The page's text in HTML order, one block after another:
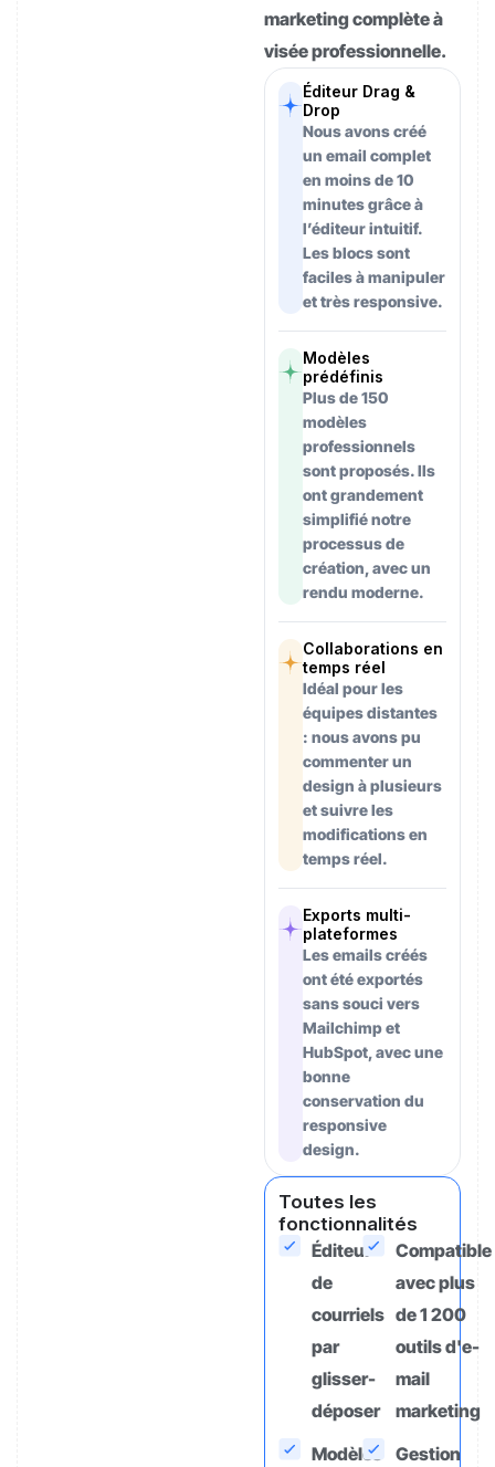
marketing complète à
visée professionnelle.
Éditeur Drag &
Drop
Nous avons créé
un email complet
en moins de 10
minutes grâce à
l’éditeur intuitif.
Les blocs sont
faciles à manipuler
et très responsive.
Modèles
prédéfinis
Plus de 150
modèles
professionnels
sont proposés. Ils
ont grandement
simplifié notre
processus de
création, avec un
rendu moderne.
Collaborations en
temps réel
Idéal pour les
équipes distantes
: nous avons pu
commenter un
design à plusieurs
et suivre les
modifications en
temps réel.
Exports multi-
plateformes
Les emails créés
ont été exportés
sans souci vers
Mailchimp et
HubSpot, avec une
bonne
conservation du
responsive
design.
Toutes les
fonctionnalités
Éditeur
de
courriels
par
glisser-
déposer
Modèles
Compatible
avec plus
de 1 200
outils d'e-
mail
marketing
Gestion